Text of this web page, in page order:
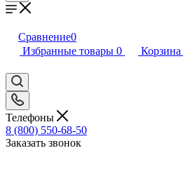
Сравнение0
Избранные товары 0 Корзина
Телефоны
8 (800) 550-68-50
Заказать звонок